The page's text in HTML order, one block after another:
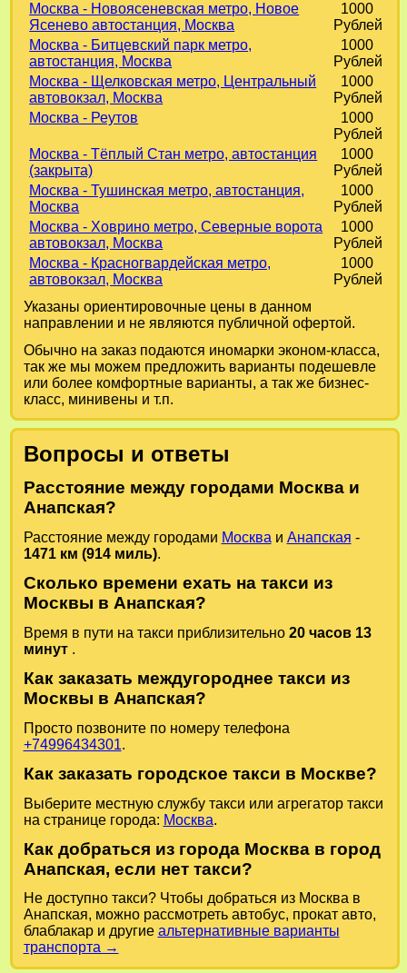
Москва - Новоясеневская метро, Новое
Ясенево автостанция, Москва
1000
Рублей
Москва - Битцевский парк метро,
автостанция, Москва
1000
Рублей
Москва - Щелковская метро, Центральный
автовокзал, Москва
1000
Рублей
Москва - Реутов
1000
Рублей
Москва - Тёплый Стан метро, автостанция
(закрыта)
1000
Рублей
Москва - Тушинская метро, автостанция,
Москва
1000
Рублей
Москва - Ховрино метро, Северные ворота
автовокзал, Москва
1000
Рублей
Москва - Красногвардейская метро,
автовокзал, Москва
1000
Рублей
Указаны ориентировочные цены в данном
направлении и не являются публичной офертой.
Обычно на заказ подаются иномарки эконом-класса,
так же мы можем предложить варианты подешевле
или более комфортные варианты, а так же бизнес-
класс, минивены и т.п.
Вопросы и ответы
Расстояние между городами Москва и
Анапская?
Расстояние между городами Москва и Анапская -
1471 км (914 миль).
Сколько времени ехать на такси из
Москвы в Анапская?
Время в пути на такси приблизительно 20 часов 13
минут .
Как заказать междугороднее такси из
Москвы в Анапская?
Просто позвоните по номеру телефона
+74996434301.
Как заказать городское такси в Москве?
Выберите местную службу такси или агрегатор такси
на странице города: Москва.
Как добраться из города Москва в город
Анапская, если нет такси?
Не доступно такси? Чтобы добраться из Москва в
Анапская, можно рассмотреть автобус, прокат авто,
блаблакар и другие альтернативные варианты
транспорта →